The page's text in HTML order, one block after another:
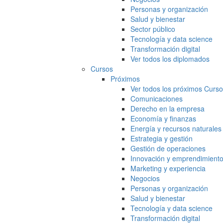
Personas y organización
Salud y bienestar
Sector público
Tecnología y data science
Transformación digital
Ver todos los diplomados
Cursos
Próximos
Ver todos los próximos
Comunicaciones
Derecho en la empresa
Economía y finanzas
Energía y recursos naturales
Estrategia y gestión
Gestión de operaciones
Innovación y emprendimiento
Marketing y experiencia
Negocios
Personas y organización
Salud y bienestar
Tecnología y data science
Transformación digital